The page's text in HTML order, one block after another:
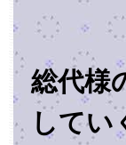
総代様
してい